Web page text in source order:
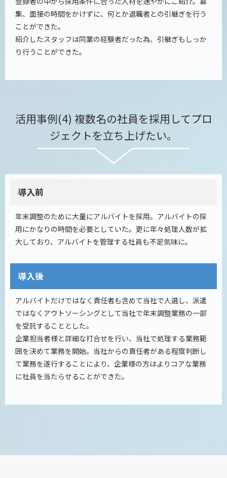
集、面接の時間をかけずに、何とか退職者との引継ぎを行う
ことができた。
紹介したスタッフは同業の経験者だった為、引継ぎもしっか
り行うことができた。
活用事例(4) 複数名の社員を採用してプロ
ジェクトを立ち上げたい。
導入前
年末調整のために大量にアルバイトを採用。アルバイトの採
用にかなりの時間を必要としていた。更に年々処理人数が拡
大しており、アルバイトを管理する社員も不足気味に。
導入後
アルバイトだけではなく責任者も含めて当社で人選し、派遣
ではなくアウトソーシングとして当社で年末調整業務の一部
を受託することとした。
企業担当者様と詳細な打合せを行い、当社で処理する業務範
囲を決めて業務を開始。当社からの責任者がある程度判断し
て業務を遂行することにより、企業様の方はよりコアな業務
に社員を当たらせることができた。